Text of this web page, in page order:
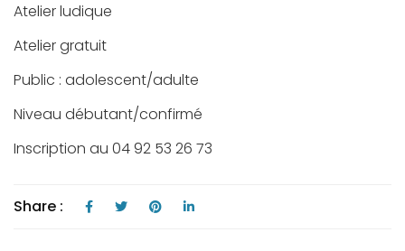
Atelier ludique
Atelier gratuit
Public : adolescent/adulte
Niveau débutant/confirmé
Inscription au 04 92 53 26 73
Share :